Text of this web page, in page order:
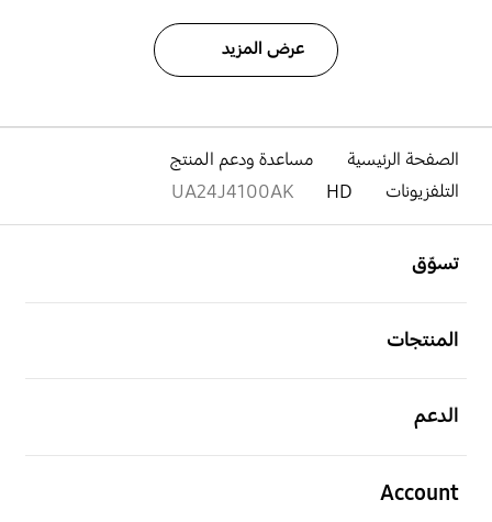
عرض المزيد
الصفحة الرئيسية
مساعدة ودعم المنتج
التلفزيونات
HD
UA24J4100AK
تسوّق
المنتجات
الدعم
Account